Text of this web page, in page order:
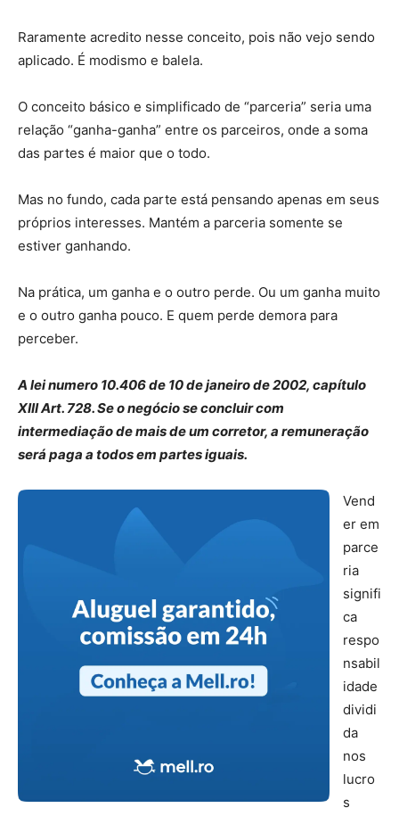
Raramente acredito nesse conceito, pois não vejo sendo
aplicado. É modismo e balela.
O conceito básico e simplificado de “parceria” seria uma
relação “ganha-ganha” entre os parceiros, onde a soma
das partes é maior que o todo.
Mas no fundo, cada parte está pensando apenas em seus
próprios interesses. Mantém a parceria somente se
estiver ganhando.
Na prática, um ganha e o outro perde. Ou um ganha muito
e o outro ganha pouco. E quem perde demora para
perceber.
A lei numero 10.406 de 10 de janeiro de 2002, capítulo
XIII Art. 728. Se o negócio se concluir com
intermediação de mais de um corretor, a remuneração
será paga a todos em partes iguais.
Vend
er em
parce
ria
signifi
ca
respo
nsabil
idade
dividi
da
nos
lucro
s